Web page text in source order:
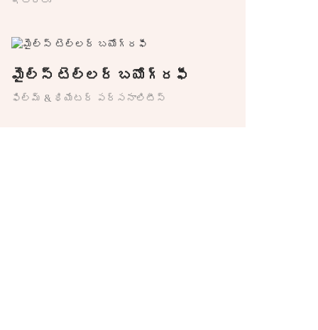
మైల్స్ టెల్లర్ బయోగ్రఫీ
ఫిల్మ్ & థియేటర్ పర్సనాలిటీస్